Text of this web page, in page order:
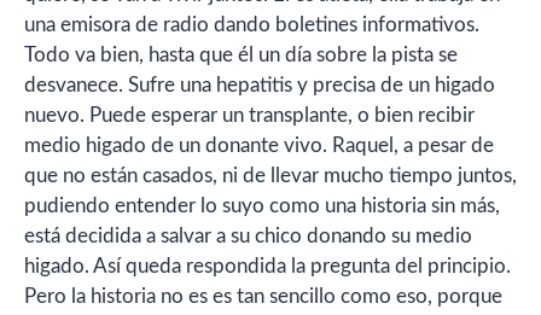
una emisora de radio dando boletines informativos.
Todo va bien, hasta que él un día sobre la pista se
desvanece. Sufre una hepatitis y precisa de un higado
nuevo. Puede esperar un transplante, o bien recibir
medio higado de un donante vivo. Raquel, a pesar de
que no están casados, ni de llevar mucho tiempo juntos,
pudiendo entender lo suyo como una historia sin más,
está decidida a salvar a su chico donando su medio
higado. Así queda respondida la pregunta del principio.
Pero la historia no es es tan sencillo como eso, porque